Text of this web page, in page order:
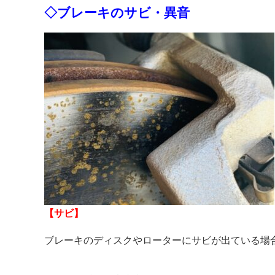
◇ブレーキのサビ・異音
【サビ】
ブレーキのディスクやローターにサビが出ている場